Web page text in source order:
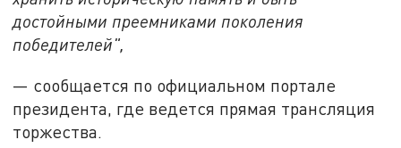
достойными преемниками поколения
победителей",
— сообщается по официальном портале
президента, где ведется прямая трансляция
торжества.